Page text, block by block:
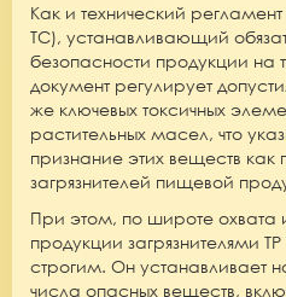
Как и технический
ТС), устанавливающий
безопасности продукции на
документ регулирует
же ключевых токсичных
растительных масел, что
признание этих веществ как
загрязнителей пищевой
При этом, по широте охвата
продукции загрязнителями
строгим. Он устанавливает
числа опасных веществ,